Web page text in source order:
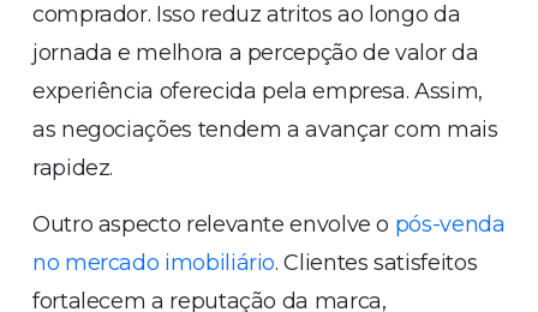
comprador. Isso reduz atritos ao longo da
jornada e melhora a percepção de valor da
experiência oferecida pela empresa. Assim,
as negociações tendem a avançar com mais
rapidez.
Outro aspecto relevante envolve o pós-venda
no mercado imobiliário. Clientes satisfeitos
fortalecem a reputação da marca,